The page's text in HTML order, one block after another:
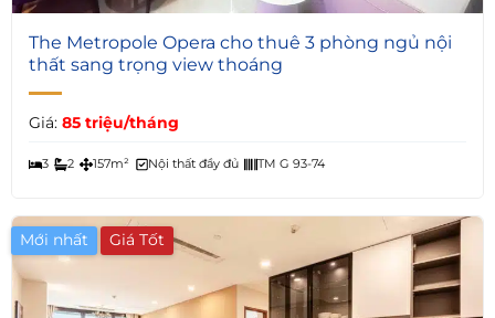
7
The Metropole Opera cho thuê 3 phòng ngủ nội
thất sang trọng view thoáng
Giá: 85 triệu/tháng
3 2 157m² Nội thất đầy đủ TM G 93-74
Mới nhất Giá Tốt